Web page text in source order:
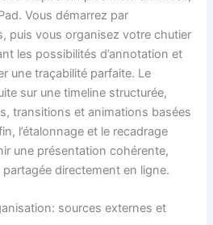
Vous démarrez par
puis vous organisez votre chutier
les possibilités d’annotation et
une traçabilité parfaite. Le
sur une timeline structurée,
transitions et animations basées
l’étalonnage et le recadrage
une présentation cohérente,
directement en ligne.
sources externes et